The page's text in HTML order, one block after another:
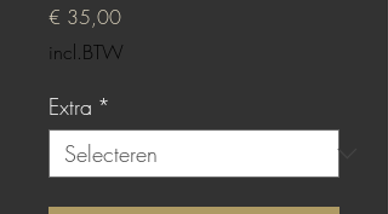
€ 35,00Prijs
incl.BTW
Extra *